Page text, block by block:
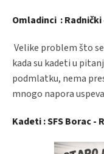
Omladinci :
Velike problem što
kada su kadeti u
podmlatku, nema
mnogo napora
Kadeti : SFS Borac -